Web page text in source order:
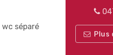
séparé
Plus